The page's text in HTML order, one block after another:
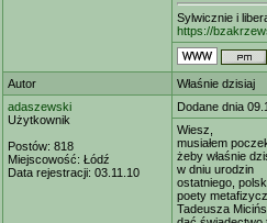
Sylwicznie i
https://
Autor
Właśnie dzisiaj
adaszewski
Użytkownik
Postów: 818
Miejscowość: Łódź
Data rejestracji: 03.11.10
Dodane dnia
Wiesz,
musiałem
żeby właśnie
w dniu urodzin
ostatniego,
poety
Tadeusza